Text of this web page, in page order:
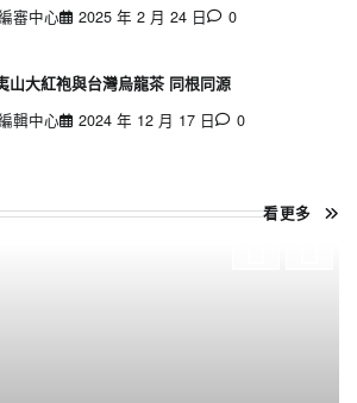
審中心
2025 年 2 月 24 日 0
山大紅袍與台灣烏龍茶 同根同源
輯中心
2024 年 12 月 17 日 0
看更多